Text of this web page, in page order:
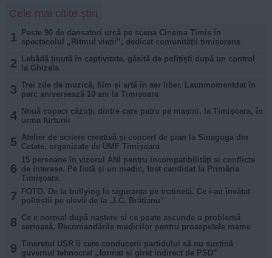
Cele mai citite știri
1
Peste 90 de dansatori urcă pe scena Cinema Timiș în
spectacolul „Ritmul vieții”, dedicat comunității timișorene
2
Lebădă ținută în captivitate, găsită de polițiști după un control
la Ghizela
3 Trei zile de muzică, film și artă în aer liber. Launmomentdat în
parc aniversează 10 ani la Timișoara
4
Nouă copaci căzuți, dintre care patru pe mașini, la Timișoara, în
urma furtunii
5 Atelier de scriere creativă și concert de pian la Sinagoga din
Cetate, organizate de UMF Timișoara
6
15 persoane în vizorul ANI pentru incompatibilități și conflicte
de interese. Pe listă și un medic, fost candidat la Primăria
Timișoara
7
FOTO. De la bullying la siguranța pe trotinetă. Ce i-au învățat
polițiștii pe elevii de la „I.C. Brătianu”
8 Ce e normal după naștere și ce poate ascunde o problemă
serioasă. Recomandările medicilor pentru proaspetele mame
9 Tineretul USR îi cere conducerii partidului să nu susțină
guvernul tehnocrat „format și girat indirect de PSD”